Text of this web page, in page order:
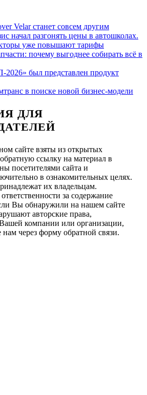
Velar станет совсем другим
начал разгонять цены в автошколах.
уже повышают тарифы
почему выгоднее собирать всё в
был представлен продукт
в поиске новой бизнес-модели
ДЛЯ
сайте взяты из открытых
ссылку на материал в
посетителями сайта и
в ознакомительных целях.
их владельцам.
за содержание
Вы обнаружили на нашем сайте
авторские права,
компании или организации,
через форму обратной связи.